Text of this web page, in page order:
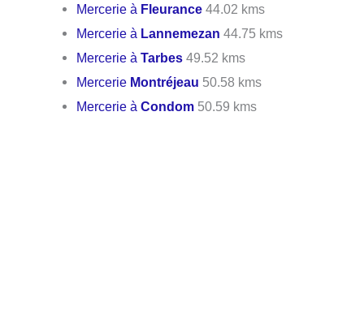
Mercerie à Fleurance 44.02 kms
Mercerie à Lannemezan 44.75 kms
Mercerie àTarbes 49.52 kms
Mercerie Montréjeau 50.58 kms
Mercerie àCondom 50.59 kms